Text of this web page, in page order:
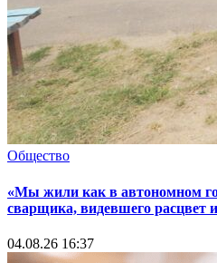
Общество
«Мы жили как в автономном
сварщика, видевшего расцвет
04.08.26 16:37